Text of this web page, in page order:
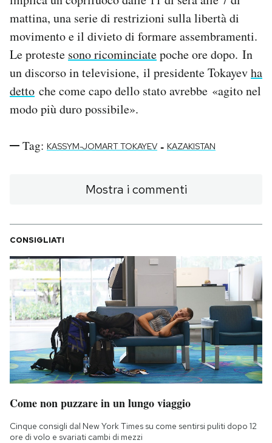
mattina, una serie di restrizioni sulla libertà di
movimento e il divieto di formare assembramenti.
Le proteste sono ricominciatepoche ore dopo. In
un discorso in televisione, il presidente Tokayevha
detto che come capo dello stato avrebbe «agito nel
modo più duro possibile».
Tag: KASSYM-JOMART TOKAYEV - KAZAKISTAN
Mostra i commenti
CONSIGLIATI
Come non puzzare in un lungo viaggio
Cinque consigli dal New York Times su come sentirsi puliti dopo 12
ore di volo e svariati cambi di mezzi